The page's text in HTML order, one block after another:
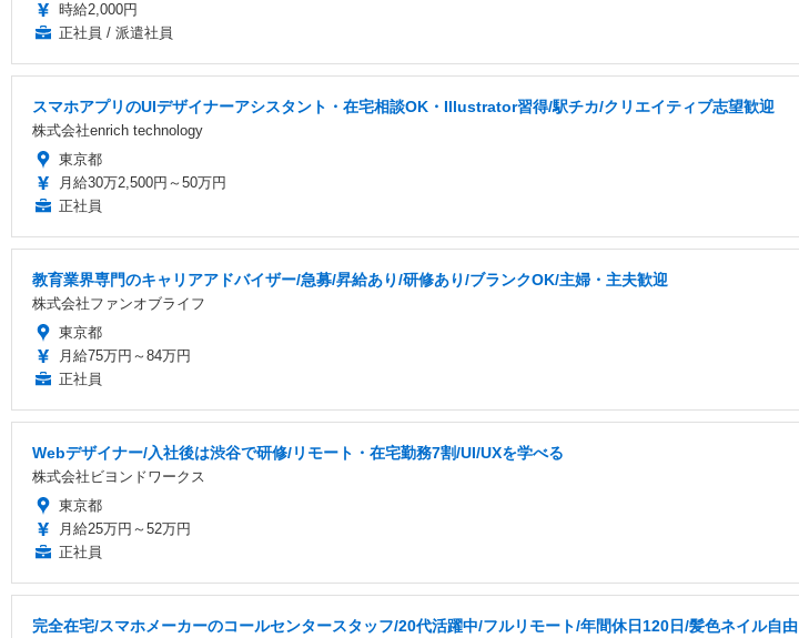
時給2,000円
正社員 / 派遣社員
スマホアプリのUIデザイナーアシスタント・在宅相談OK・Illustrator習得/駅チカ/クリエイティブ志望歓迎
株式会社enrich technology
東京都
月給30万2,500円～50万円
正社員
教育業界専門のキャリアアドバイザー/急募/昇給あり/研修あり/ブランクOK/主婦・主夫歓迎
株式会社ファンオブライフ
東京都
月給75万円～84万円
正社員
Webデザイナー/入社後は渋谷で研修/リモート・在宅勤務7割/UI/UXを学べる
株式会社ビヨンドワークス
東京都
月給25万円～52万円
正社員
完全在宅/スマホメーカーのコールセンタースタッフ/20代活躍中/フルリモート/年間休日120日/髪色ネイル自由